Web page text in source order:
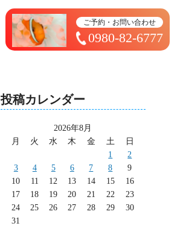
ご予約・お問い合わせ
0980-82-6777
トップページ ＞ 太造日記
投稿カレンダー
2026年8月
月
火 水 木 金 土
日
1
2
3
4 5 6 7 8
9
10
11 12 13 14 15
16
17
18 19 20 21 22
23
24
25 26 27 28 29
30
31